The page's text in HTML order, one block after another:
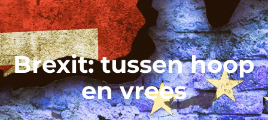
Brexit: tussen hoop
en vrees